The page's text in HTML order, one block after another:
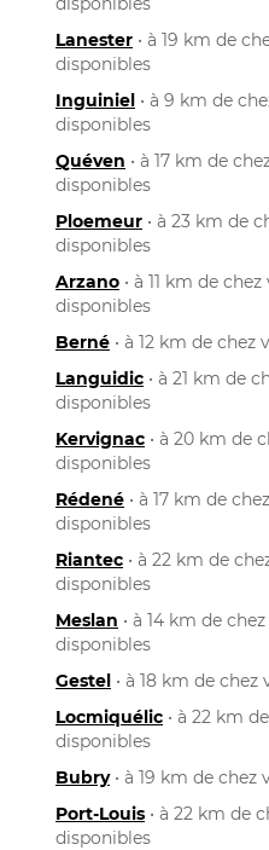
Lanester • à 19 km de
disponibles
Inguiniel • à 9 km de
disponibles
Quéven • à 17 km de
disponibles
Ploemeur • à 23 km de
disponibles
Arzano • à 11 km de
disponibles
Berné • à 12 km de
Languidic • à 21 km de
disponibles
Kervignac • à 20 km de
disponibles
Rédené • à 17 km de
disponibles
Riantec • à 22 km de
disponibles
Meslan • à 14 km de
disponibles
Gestel • à 18 km de
Locmiquélic • à 22 km
disponibles
Bubry• à 19 km de chez
Port-Louis • à 22 km de
disponibles